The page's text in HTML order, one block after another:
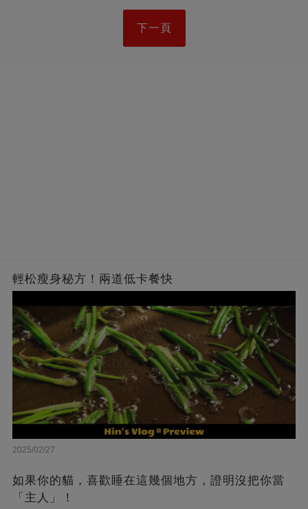
下一頁
輕松瘦身秘方！兩道低卡餐快
2025/02/27
如果你的貓，喜歡睡在這幾個地方，證明沒把你當
「主人」！